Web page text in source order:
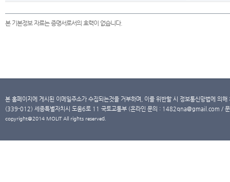
본 기본정보 자료는 증명서로서의 효력이 없습니다.
본 홈페이지에 게시된 이메일주소가 수집되는것을 거부하며, 이를 위반할 시 정보통신망법에 의
(339-012) 세종특별자치시 도움6로 11 국토교통부 (온라인 문의 : 1482qna@gmail.com /
copyright@2014 MOLIT All rights reserved.